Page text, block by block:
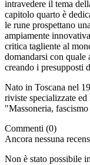
intravedere il tema
capitolo quarto è
le rune prospettano
ampiamente
critica tagliente al
domandarsi con
creando i presupposti
Nato in Toscana nel
riviste specializzate
"Massoneria,
Commenti (0)
Ancora nessuna
Non è stato possibile